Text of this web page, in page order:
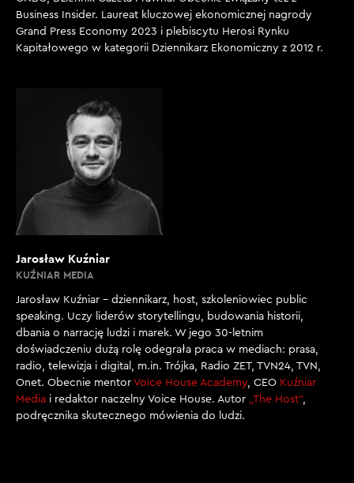
Business Insider. Laureat kluczowej ekonomicznej nagrody
Grand Press Economy 2023 i plebiscytu Herosi Rynku
Kapitałowego w kategorii Dziennikarz Ekonomiczny z 2012 r.
Jarosław Kuźniar
KUŹNIAR MEDIA
Jarosław Kuźniar – dziennikarz, host, szkoleniowiec public
speaking. Uczy liderów storytellingu, budowania historii,
dbania o narrację ludzi i marek. W jego 30-letnim
doświadczeniu dużą rolę odegrała praca w mediach: prasa,
radio, telewizja i digital, m.in. Trójka, Radio ZET, TVN24, TVN,
Onet. Obecnie mentor Voice House Academy, CEO Kuźniar
Media i redaktor naczelny Voice House. Autor „The Host”,
podręcznika skutecznego mówienia do ludzi.